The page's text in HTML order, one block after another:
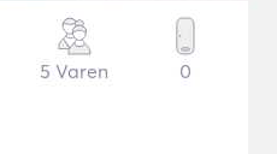
5 Varen 0